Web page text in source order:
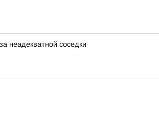
неадекватной соседки